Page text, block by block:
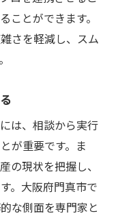
ことができます。
さを軽減し、スム
は、相談から実行
が重要です。ま
の現状を把握し、
。大阪府門真市で
な側面を専門家と